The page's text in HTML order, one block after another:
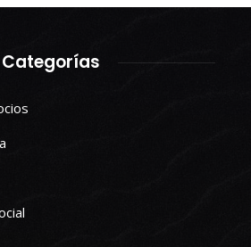
Categorías